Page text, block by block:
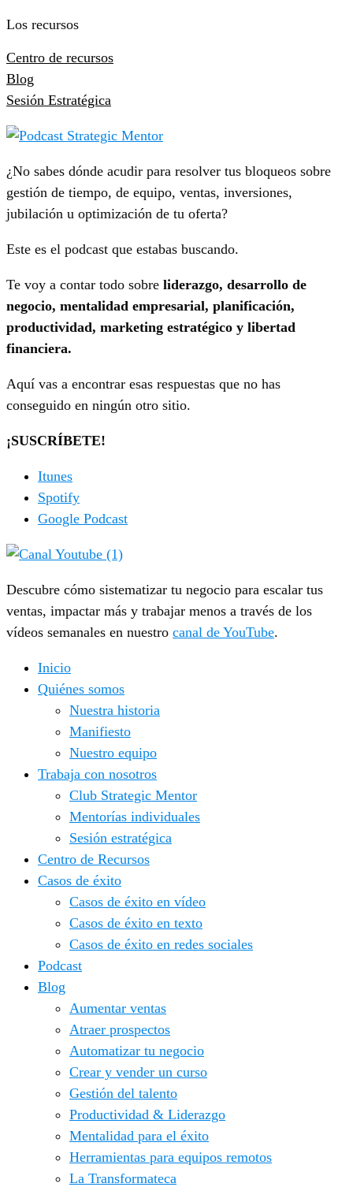
Los recursos
Centro de recursos
Blog
Sesión Estratégica
¿No sabes dónde acudir para resolver tus bloqueos sobre
gestión de tiempo, de equipo, ventas, inversiones,
jubilación u optimización de tu oferta?
Este es el podcast que estabas buscando.
Te voy a contar todo sobre liderazgo, desarrollo de
negocio, mentalidad empresarial, planificación,
productividad, marketing estratégico y libertad
financiera.
Aquí vas a encontrar esas respuestas que no has
conseguido en ningún otro sitio.
¡SUSCRÍBETE!
Itunes
Spotify
Google Podcast
Descubre cómo sistematizar tu negocio para escalar tus
ventas, impactar más y trabajar menos a través de los
vídeos semanales en nuestro canal de YouTube.
Inicio
Quiénes somos
Nuestra historia
Manifiesto
Nuestro equipo
Trabaja con nosotros
Club Strategic Mentor
Mentorías individuales
Sesión estratégica
Centro de Recursos
Casos de éxito
Casos de éxito en vídeo
Casos de éxito en texto
Casos de éxito en redes sociales
Podcast
Blog
Aumentar ventas
Atraer prospectos
Automatizar tu negocio
Crear y vender un curso
Gestión del talento
Productividad & Liderazgo
Mentalidad para el éxito
Herramientas para equipos remotos
La Transformateca